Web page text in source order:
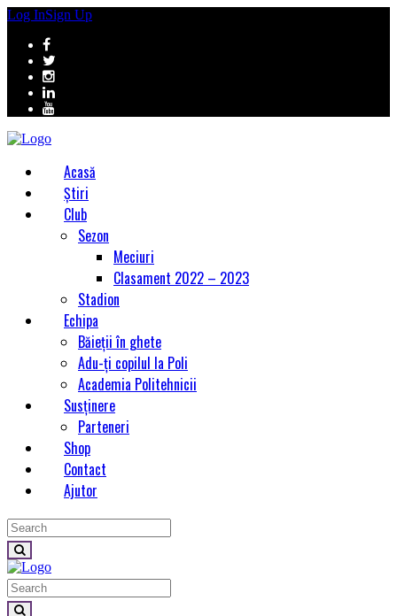
Log InSign Up
Acasă
Știri
Club
Sezon
Meciuri
Clasament 2022 – 2023
Stadion
Echipa
Băieții în ghete
Adu-ți copilul la Poli
Academia Politehnicii
Susținere
Parteneri
Shop
Contact
Ajutor